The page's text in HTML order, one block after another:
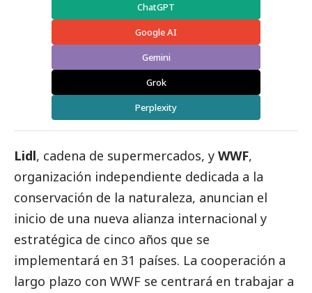
ChatGPT
Google AI
Gemini
Grok
Perplexity
Lidl, cadena de supermercados, y WWF,
organización independiente dedicada a la
conservación de la naturaleza, anuncian el
inicio de una nueva alianza internacional y
estratégica de cinco años que se
implementará en 31 países. La cooperación a
largo plazo con WWF se centrará en trabajar a